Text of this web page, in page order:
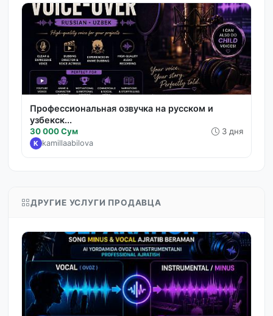
Профессиональная озвучка на русском и
узбекск...
30 000 Сум 3 дня
K kamillaabilova
ДРУГИЕ УСЛУГИ ПРОДАВЦА